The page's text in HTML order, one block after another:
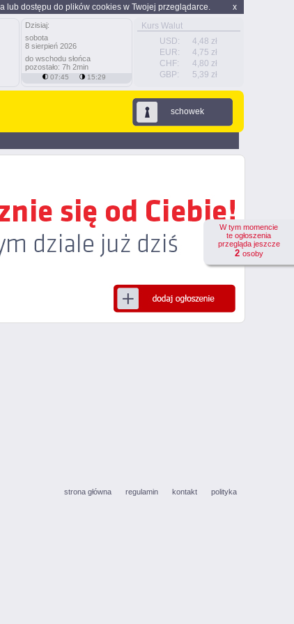
x
lub dostępu do plików cookies w Twojej przeglądarce.
Kurs Walut
USD:
4,48 zł
EUR:
4,75 zł
CHF:
4,80 zł
GBP:
5,39 zł
Dzisiaj:
sobota
8 sierpień 2026
do wschodu słońca
pozostało: 7h 2min
07:45 15:29
schowek
W tym momencie
te ogłoszenia
przegląda jeszcze
2 osoby
strona główna regulamin kontakt polityka